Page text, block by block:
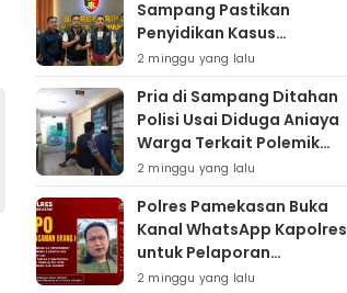
Sampang Pastikan
Penyidikan Kasus
Rudapaksa Anak Berjalan
Sesuai Fakta Hukum
2 minggu yang lalu
Pria di Sampang Ditahan
Polisi Usai Diduga Aniaya
Warga Terkait Polemik
Bansos
2 minggu yang lalu
Polres Pamekasan Buka
Kanal WhatsApp Kapolres
untuk Pelaporan
Keberadaan DPO AEF
2 minggu yang lalu